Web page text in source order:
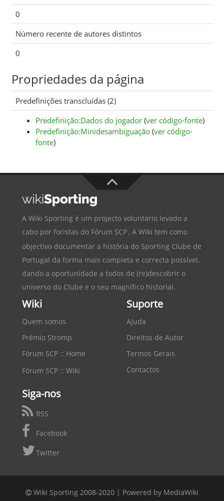
0
Número recente de autores distintos
0
Propriedades da página
Predefinições transcluídas (2)
Predefinição:Dados do jogador(ver código-fonte)
Predefinição:Minidesambiguação(ver código-
fonte)
A Wiki Sporting é um projecto voluntário levado a
cabo por foristas do Fórum SCP. A Wiki tem como
objectivo documentar a história do Sporting Clube de
Portugal da forma mais completa e correcta possível,
dando a oportunidade a todos de (re)descobrir o
universo do Clube e o seu magnífico historial.
Wiki
Quem somos
Prémio Stromp
Fórum SCP :: Home
Fórum SCP :: Wiki
Suporte
Ajuda
Direitos de Autor
Termos Gerais
Contactos
Siga-nos
RSS
Facebook
Twitter
Wiki Sporting 2008-2020 | Powered by MediaWiki